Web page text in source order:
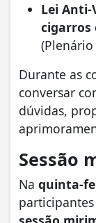
Lei Anti-
cigarros
(Plenário
Durante as
conversar
dúvidas,
Sessão
Na quinta-